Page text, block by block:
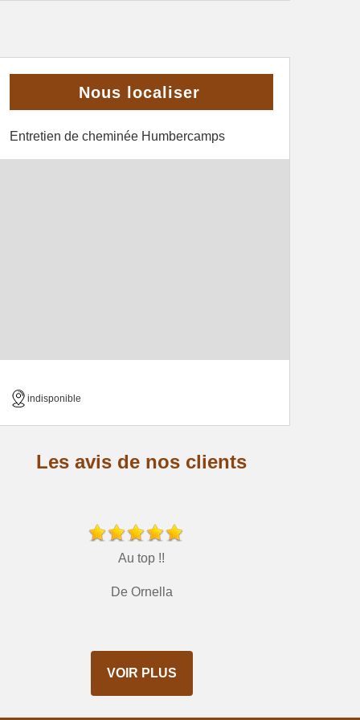
Nous localiser
Entretien de cheminée Humbercamps
indisponible
Les avis de nos clients
Au top !!
De Ornella
VOIR PLUS